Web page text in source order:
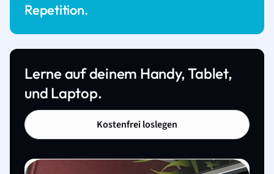
Repetition.
Lerne auf deinem Handy, Tablet,
und Laptop.
Kostenfrei loslegen